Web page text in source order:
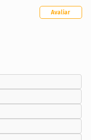
Avaliar